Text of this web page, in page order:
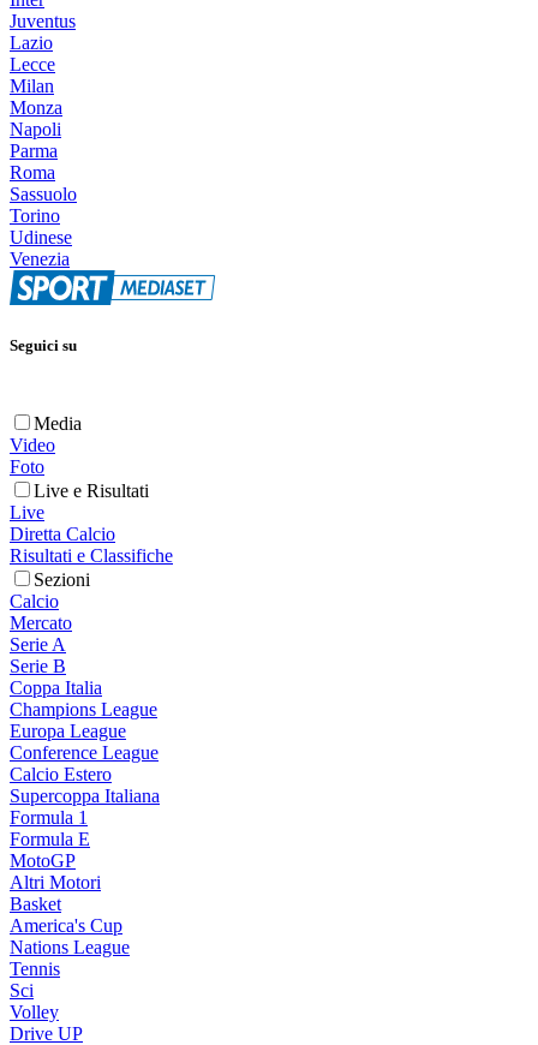
Juventus
Lazio
Lecce
Milan
Monza
Napoli
Parma
Roma
Sassuolo
Torino
Udinese
Venezia
Seguici su
Media
Video
Foto
Live e Risultati
Live
Diretta Calcio
Risultati e Classifiche
Sezioni
Calcio
Mercato
Serie A
Serie B
Coppa Italia
Champions League
Europa League
Conference League
Calcio Estero
Supercoppa Italiana
Formula 1
Formula E
MotoGP
Altri Motori
Basket
America's Cup
Nations League
Tennis
Sci
Volley
Drive UP